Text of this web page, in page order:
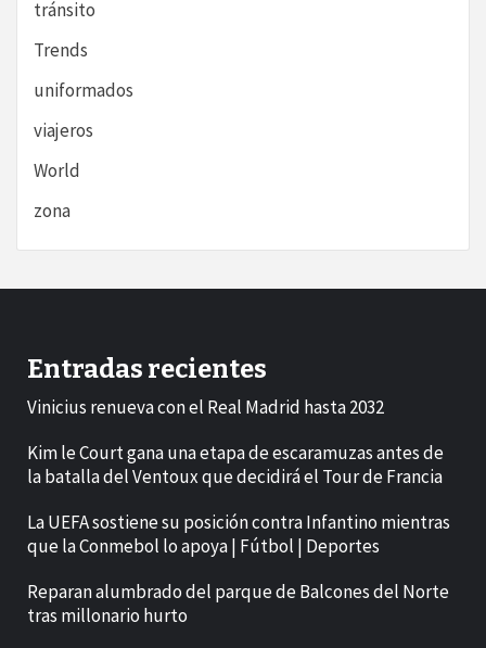
tránsito
Trends
uniformados
viajeros
World
zona
Entradas recientes
Vinicius renueva con el Real Madrid hasta 2032
Kim le Court gana una etapa de escaramuzas antes de
la batalla del Ventoux que decidirá el Tour de Francia
La UEFA sostiene su posición contra Infantino mientras
que la Conmebol lo apoya | Fútbol | Deportes
Reparan alumbrado del parque de Balcones del Norte
tras millonario hurto